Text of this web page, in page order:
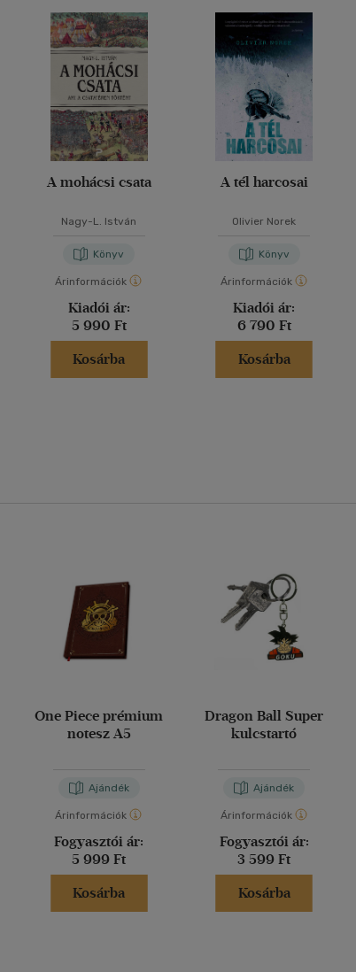
A mohácsi csata
Nagy-L. István
Könyv
Árinformációk
Kiadói ár:
5 990 Ft
Kosárba
A tél harcosai
Olivier Norek
Könyv
Árinformációk
Kiadói ár:
6 790 Ft
Kosárba
One Piece prémium
notesz A5
Ajándék
Árinformációk
Fogyasztói ár:
5 999 Ft
Kosárba
Dragon Ball Super
kulcstartó
Ajándék
Árinformációk
Fogyasztói ár:
3 599 Ft
Kosárba